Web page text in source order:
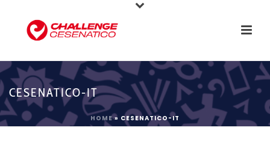
CESENATICO-IT
HOME» CESENATICO-IT